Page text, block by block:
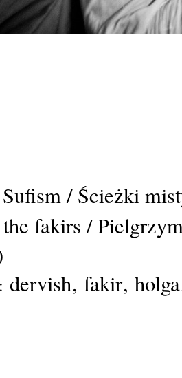
Sufism / Ścieżki
fakirs /
dervish, fakir, holga